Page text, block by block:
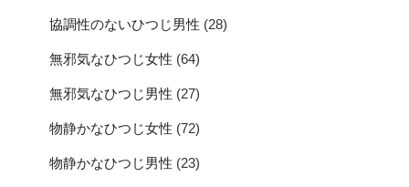
協調性のないひつじ男性 (28)
無邪気なひつじ女性 (64)
無邪気なひつじ男性 (27)
物静かなひつじ女性 (72)
物静かなひつじ男性 (23)